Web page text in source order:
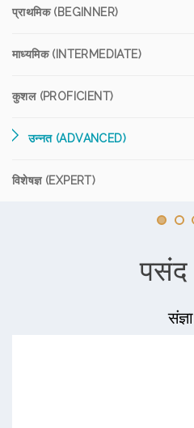
प्राथमिक (BEGINNER)
माध्यमिक (INTERMEDIATE)
कुशल (PROFICIENT)
उन्नत (ADVANCED)
विशेषज्ञ (EXPERT)
पसंद
संज्ञा